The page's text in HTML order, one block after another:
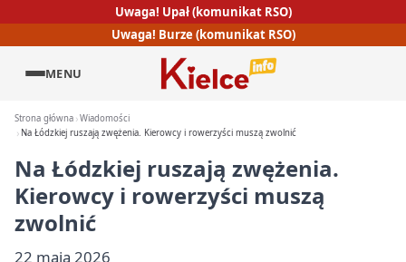
Uwaga! Upał (komunikat RSO)
Uwaga! Burze (komunikat RSO)
MENU
Strona główna Wiadomości
Na Łódzkiej ruszają zwężenia. Kierowcy i rowerzyści muszą zwolnić
Na Łódzkiej ruszają zwężenia.
Kierowcy i rowerzyści muszą
zwolnić
22 maja 2026